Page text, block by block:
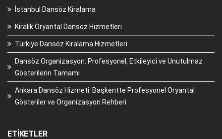
İstanbul Dansöz Kiralama
Kiralık Oryantal Dansöz Hizmetleri
Türkiye Dansöz Kiralama Hizmetleri
Dansöz Organizasyon: Profesyonel, Etkileyici ve Unutulmaz
Gösterilerin Tamamı
Ankara Dansöz Hizmeti: Başkentte Profesyonel Oryantal
Gösteriler ve Organizasyon Rehberi
ETIKETLER